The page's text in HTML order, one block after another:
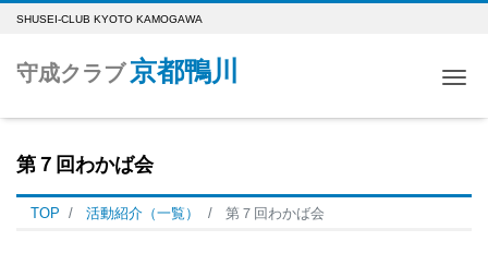
SHUSEI-CLUB KYOTO KAMOGAWA
守成クラブ 京都鴨川
第７回わかば会
TOP 活動紹介（一覧） 第７回わかば会